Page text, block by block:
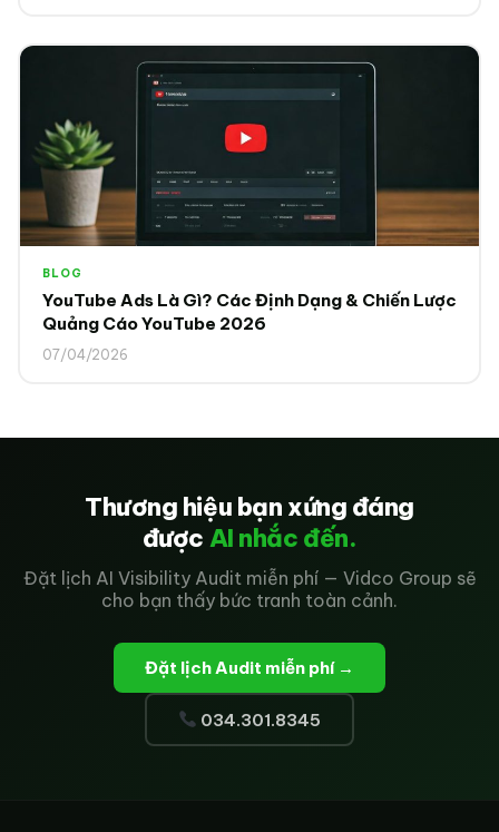
BLOG
YouTube Ads Là Gì? Các Định Dạng & Chiến Lược
Quảng Cáo YouTube 2026
07/04/2026
Thương hiệu bạn xứng đáng
được AI nhắc đến.
Đặt lịch AI Visibility Audit miễn phí — Vidco Group sẽ
cho bạn thấy bức tranh toàn cảnh.
Đặt lịch Audit miễn phí →
034.301.8345